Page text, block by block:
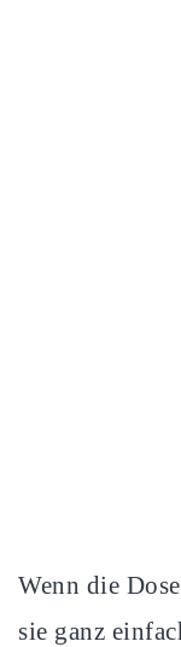
Wenn die
sie ganz